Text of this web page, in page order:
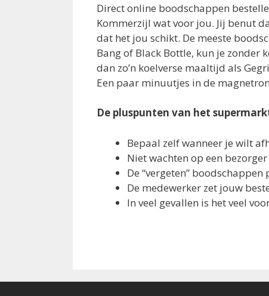
Direct online boodschappen
Kommerzijl wat voor jou. Jij benut
dat het jou schikt. De meeste
Bang of Black Bottle, kun je zonder
dan zo’n koelverse maaltijd als
Een paar minuutjes in de
De pluspunten van het
Bepaal zelf wanneer je wilt
Niet wachten op een bezorger
De “vergeten” boodschappen
De medewerker zet jouw
In veel gevallen is het veel